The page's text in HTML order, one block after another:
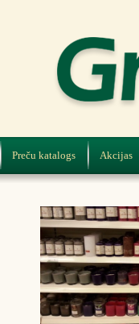
Preču katalogs Akcijas